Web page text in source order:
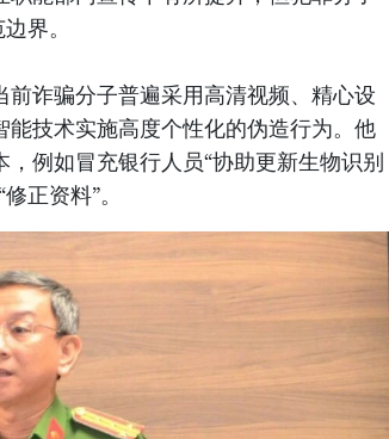
界。
诈骗分子普遍采用高清视频、精心设
技术实施高度个性化的伪造行为。他
例如冒充银行人员“协助更新生物识别
正资料”。